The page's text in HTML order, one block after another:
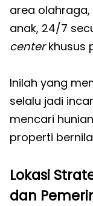
area
anak, 24/7
centerkhusus
Inilah yang
selalu jadi
mencari
properti
Lokasi
dan